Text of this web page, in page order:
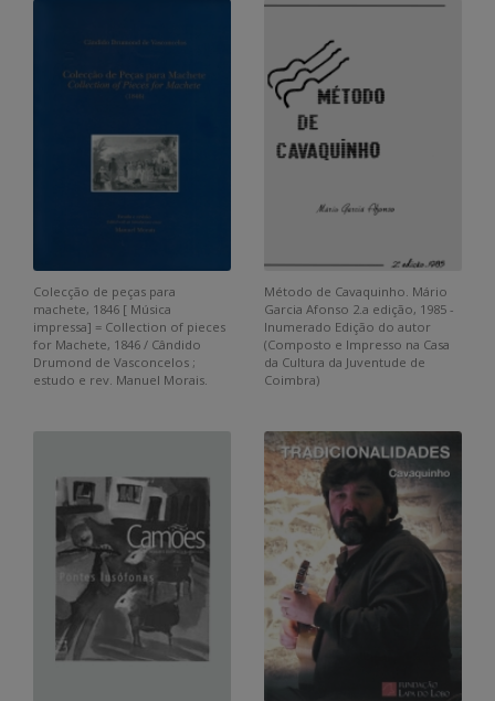
Colecção de peças para
machete, 1846 [ Música
impressa] = Collection of pieces
for Machete, 1846 / Cândido
Drumond de Vasconcelos ;
estudo e rev. Manuel Morais.
Método de Cavaquinho. Mário
Garcia Afonso 2.a edição, 1985 -
Inumerado Edição do autor
(Composto e Impresso na Casa
da Cultura da Juventude de
Coimbra)